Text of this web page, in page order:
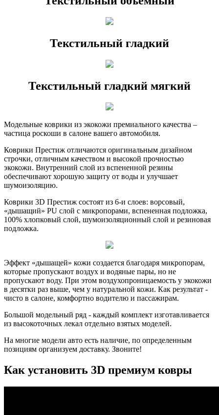
Текстильный гладкий
Текстильный гладкий мягкий
Модельные коврики из экокожи премиального качества –
частица роскоши в салоне вашего автомобиля.
Коврики Престиж отличаются оригинальным дизайном
строчки, отличным качеством и высокой прочностью
экокожи. Внутренний слой из вспененной резины
обеспечивают хорошую защиту от воды и улучшает
шумоизоляцию.
Коврики 3D Престиж состоят из 6-и слоев: ворсовый,
«дышащий» PU слой с микропорами, вспененная подложка,
100% хлопковый слой, шумоизоляционный слой и резиновая
подложка.
Эффект «дышащей» кожи создается благодаря микропорам,
которые пропускают воздух и водяные пары, но не
пропускают воду. При этом воздухопроницаемость у экокожи
в десятки раз выше, чем у натуральной кожи. Как результат -
чисто в салоне, комфортно водителю и пассажирам.
Большой модельный ряд - каждый комплект изготавливается
из высокоточных лекал отдельно взятых моделей.
На многие модели авто есть наличие, по определенным
позициям организуем доставку. Звоните!
Как установить 3D премиум ковры